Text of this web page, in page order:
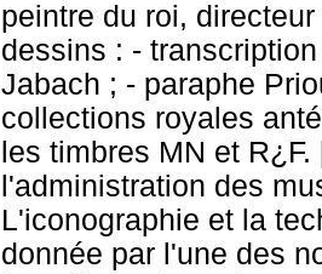
peintre du roi,
dessins : -
Jabach ; - paraphe
collections royales
les timbres MN et
l'administration des
L'iconographie et la
donnée par l'une des